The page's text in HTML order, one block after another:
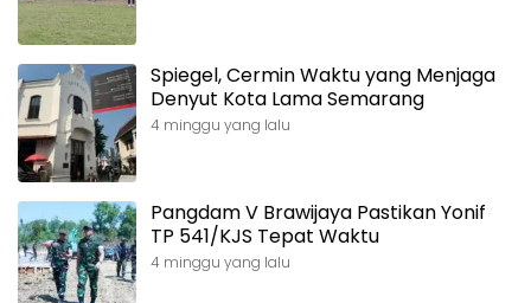
Spiegel, Cermin Waktu yang Menjaga
Denyut Kota Lama Semarang
4 minggu yang lalu
Pangdam V Brawijaya Pastikan Yonif
TP 541/KJS Tepat Waktu
4 minggu yang lalu